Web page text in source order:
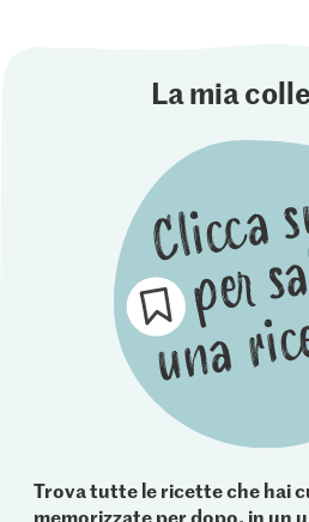
La mia
Trova tutte le ricette che hai
memorizzate per dopo, in un